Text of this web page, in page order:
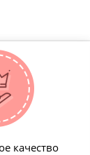
качество